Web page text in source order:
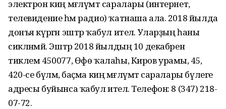
электрон киң мәғлүмәт саралары (интернет,
телевидение һәм радио) ҡатнаша ала. 2018 йылда
донъя күргән эштәр ҡабул ителә. Уларҙың һаны
сикләнмәй. Эштәр 2018 йылдың 10 декабренә
тиклем 450077, Өфө ҡалаһы, Киров урамы, 45,
420-се бүлмә, баҫма киң мәғлүмәт саралары бүлеге
адресы буйынса ҡабул ителә. Телефон: 8 (347) 218-
07-72.